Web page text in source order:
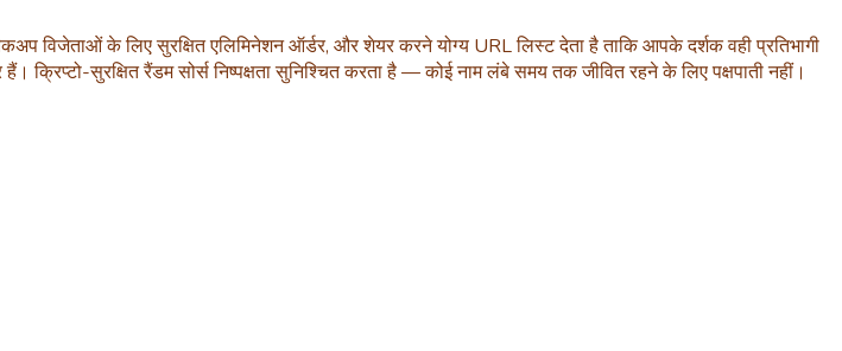
विजेताओं के लिए सुरक्षित एलिमिनेशन ऑर्डर, और शेयर करने योग्य URL लिस्ट देता है ताकि आपके दर्शक वही प्रतिभागी
सुरक्षित रैंडम सोर्स निष्पक्षता सुनिश्चित करता है — कोई नाम लंबे समय तक जीवित रहने के लिए पक्षपाती नहीं।